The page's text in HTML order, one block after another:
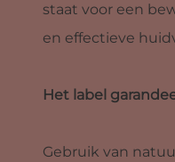
staat voor een
en effectieve
Het label
Gebruik van